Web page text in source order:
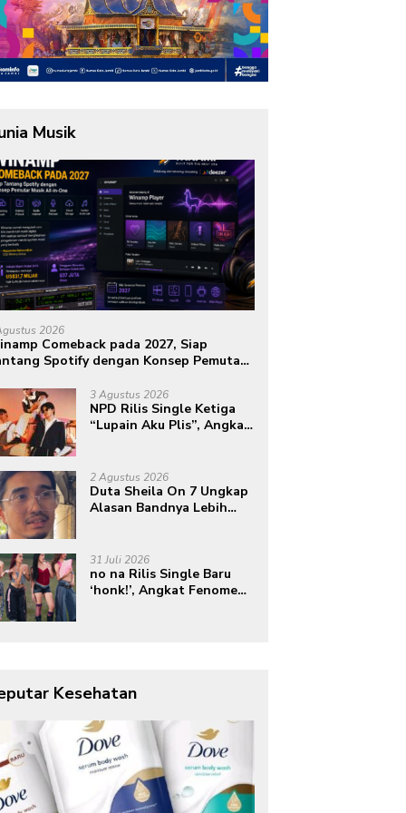
Musik
2026
Comeback pada 2027, Siap
Spotify dengan Konsep Pemutar
3 Agustus 2026
NPD Rilis Single Ketiga
“Lupain Aku Plis”, Angkat
Berlalu
2 Agustus 2026
Duta Sheila On 7 Ungkap
Alasan Bandnya Lebih
31 Juli 2026
no na Rilis Single Baru
‘honk!’, Angkat Fenomena
Kesehatan